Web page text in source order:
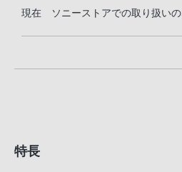
現在 ソニーストアでの取り扱いの
特長